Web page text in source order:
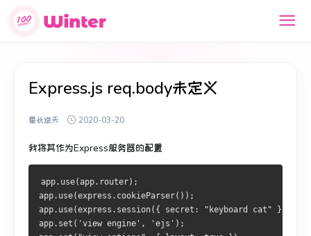
Express.js req.body未定义
番长逆天 2020-03-20
我将其作为Express服务器的配置
app.use(app.router);
app.use(express.cookieParser());
app.use(express.session({ secret: "keyboard cat" }));
app.set('view engine', 'ejs');